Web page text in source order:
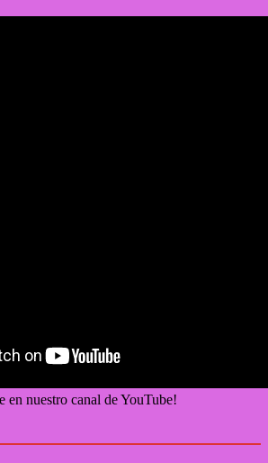
en nuestro canal de YouTube!